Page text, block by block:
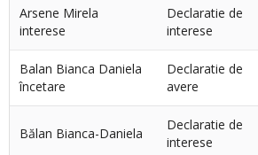
Arsene Mirela
interese
Declaratie de
interese
Balan Bianca Daniela
încetare
Declaratie de
avere
Bălan Bianca-Daniela
Declaratie de
interese